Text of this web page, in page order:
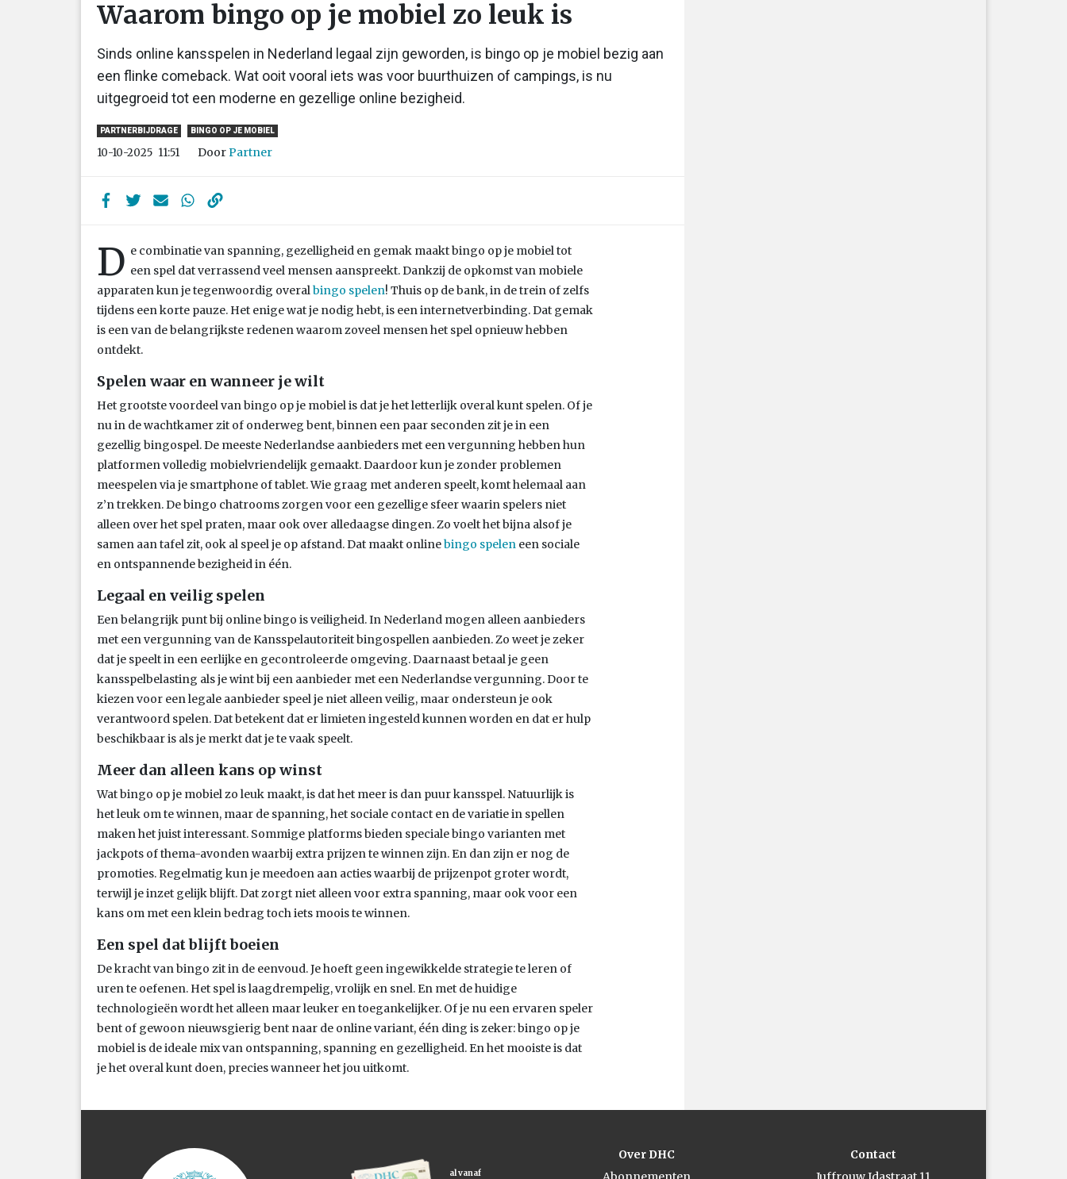
Waarom bingo op je mobiel zo leuk is
Sinds online kansspelen in Nederland legaal zijn geworden, is bingo op je mobiel bezig aan
een flinke comeback. Wat ooit vooral iets was voor buurthuizen of campings, is nu
uitgegroeid tot een moderne en gezellige online bezigheid.
PARTNERBIJDRAGE BINGO OP JE MOBIEL
10-10-2025 11:51 Door Partner
D e combinatie van spanning, gezelligheid en gemak maakt bingo op je mobiel tot
een spel dat verrassend veel mensen aanspreekt. Dankzij de opkomst van mobiele
apparaten kun je tegenwoordig overal bingo spelen! Thuis op de bank, in de trein of zelfs
tijdens een korte pauze. Het enige wat je nodig hebt, is een internetverbinding. Dat gemak
is een van de belangrijkste redenen waarom zoveel mensen het spel opnieuw hebben
ontdekt.
Spelen waar en wanneer je wilt
Het grootste voordeel van bingo op je mobiel is dat je het letterlijk overal kunt spelen. Of je
nu in de wachtkamer zit of onderweg bent, binnen een paar seconden zit je in een
gezellig bingospel. De meeste Nederlandse aanbieders met een vergunning hebben hun
platformen volledig mobielvriendelijk gemaakt. Daardoor kun je zonder problemen
meespelen via je smartphone of tablet. Wie graag met anderen speelt, komt helemaal aan
z’n trekken. De bingo chatrooms zorgen voor een gezellige sfeer waarin spelers niet
alleen over het spel praten, maar ook over alledaagse dingen. Zo voelt het bijna alsof je
samen aan tafel zit, ook al speel je op afstand. Dat maakt onlinebingo spelen een sociale
en ontspannende bezigheid in één.
Legaal en veilig spelen
Een belangrijk punt bij online bingo is veiligheid. In Nederland mogen alleen aanbieders
met een vergunning van de Kansspelautoriteit bingospellen aanbieden. Zo weet je zeker
dat je speelt in een eerlijke en gecontroleerde omgeving. Daarnaast betaal je geen
kansspelbelasting als je wint bij een aanbieder met een Nederlandse vergunning. Door te
kiezen voor een legale aanbieder speel je niet alleen veilig, maar ondersteun je ook
verantwoord spelen. Dat betekent dat er limieten ingesteld kunnen worden en dat er hulp
beschikbaar is als je merkt dat je te vaak speelt.
Meer dan alleen kans op winst
Wat bingo op je mobiel zo leuk maakt, is dat het meer is dan puur kansspel. Natuurlijk is
het leuk om te winnen, maar de spanning, het sociale contact en de variatie in spellen
maken het juist interessant. Sommige platforms bieden speciale bingo varianten met
jackpots of thema-avonden waarbij extra prijzen te winnen zijn. En dan zijn er nog de
promoties. Regelmatig kun je meedoen aan acties waarbij de prijzenpot groter wordt,
terwijl je inzet gelijk blijft. Dat zorgt niet alleen voor extra spanning, maar ook voor een
kans om met een klein bedrag toch iets moois te winnen.
Een spel dat blijft boeien
De kracht van bingo zit in de eenvoud. Je hoeft geen ingewikkelde strategie te leren of
uren te oefenen. Het spel is laagdrempelig, vrolijk en snel. En met de huidige
technologieën wordt het alleen maar leuker en toegankelijker. Of je nu een ervaren speler
bent of gewoon nieuwsgierig bent naar de online variant, één ding is zeker: bingo op je
mobiel is de ideale mix van ontspanning, spanning en gezelligheid. En het mooiste is dat
je het overal kunt doen, precies wanneer het jou uitkomt.
al vanaf
Over DHC
Contact